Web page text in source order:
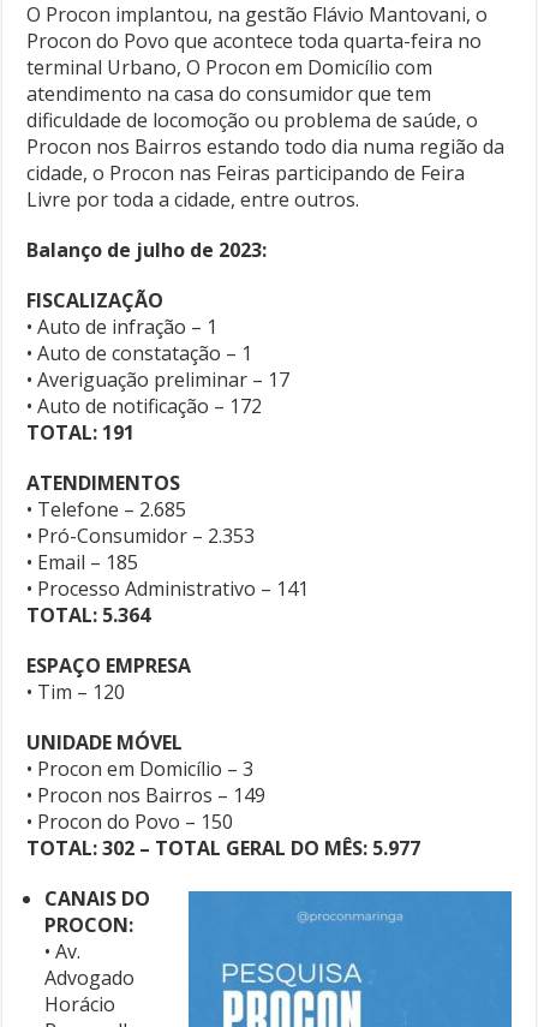
O Procon implantou, na gestão Flávio Mantovani, o
Procon do Povo que acontece toda quarta-feira no
terminal Urbano, O Procon em Domicílio com
atendimento na casa do consumidor que tem
dificuldade de locomoção ou problema de saúde, o
Procon nos Bairros estando todo dia numa região da
cidade, o Procon nas Feiras participando de Feira
Livre por toda a cidade, entre outros.
Balanço de julho de 2023:
FISCALIZAÇÃO
• Auto de infração – 1
• Auto de constatação – 1
• Averiguação preliminar – 17
• Auto de notificação – 172
TOTAL: 191
ATENDIMENTOS
• Telefone – 2.685
• Pró-Consumidor – 2.353
• Email – 185
• Processo Administrativo – 141
TOTAL: 5.364
ESPAÇO EMPRESA
• Tim – 120
UNIDADE MÓVEL
• Procon em Domicílio – 3
• Procon nos Bairros – 149
• Procon do Povo – 150
TOTAL: 302 – TOTAL GERAL DO MÊS: 5.977
CANAIS DO
PROCON:
• Av.
Advogado
Horácio